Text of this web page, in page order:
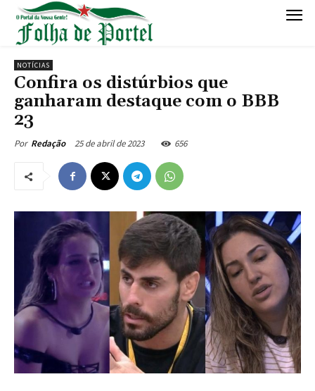
NOTÍCIAS
Confira os distúrbios que
ganharam destaque com o BBB
23
Por Redação 25 de abril de 2023 656